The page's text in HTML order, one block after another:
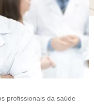
profissionais da saúde